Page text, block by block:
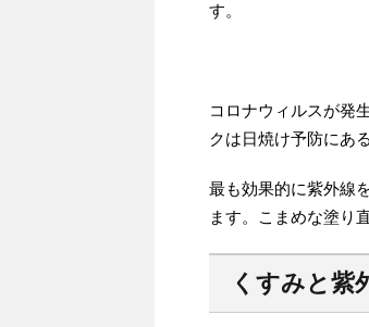
す。
コロナウィルスが発
クは日焼け予防にあ
最も効果的に紫外線
ます。こまめな塗り
くすみと紫